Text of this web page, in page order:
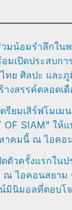
มน้อมรำลึกในพ
เปิดประสบกา
ไทย ศิลปะ และ
งสรรค์ตลอดเ
รียมเสิร์ฟโมเม
OF SIAM” ให้
าคมนี้ ณ ไอคอ
ดตัวครั้งแรกในป
ณ ไอคอนสยาม
มินิมอลที่ตอบโ